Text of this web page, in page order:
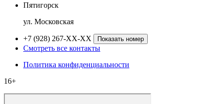
Пятигорск
ул. Московская
+7 (928) 267-XX-XX Показать номер
Смотреть все контакты
Политика конфиденциальности
16+